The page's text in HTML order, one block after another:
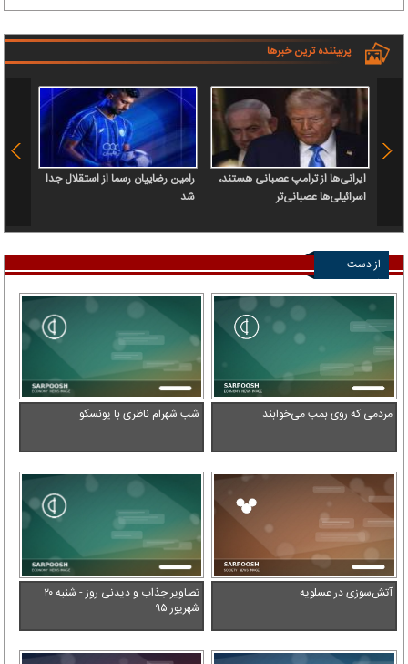
پربیننده ترین خبرها
ایرانی‌ها از ترامپ عصبانی هستند،
اسرائیلی‌ها عصبانی‌تر
رامین رضاییان رسما از استقلال جدا
شد
از دست
ندهید
مردمی که روی بمب می‌خوابند شب شهرام ناظری با یونسکو
آتش‌سوزی در عسلویه
تصاویر جذاب و دیدنی روز - شنبه ۲۰
شهریور ۹۵